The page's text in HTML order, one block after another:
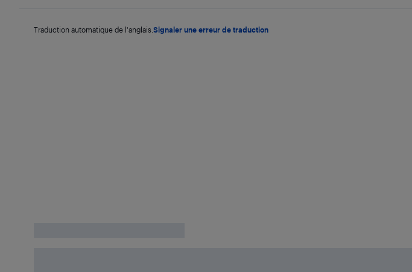
Traduction automatique de l'anglais. Signaler une erreur de traduction